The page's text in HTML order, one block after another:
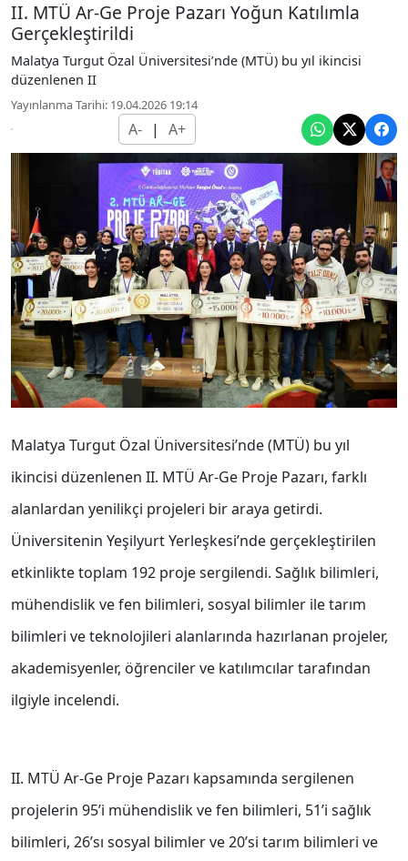
II. MTÜ Ar-Ge Proje Pazarı Yoğun Katılımla
Gerçekleştirildi
Malatya Turgut Özal Üniversitesi’nde (MTÜ) bu yıl ikincisi
düzenlenen II
Yayınlanma Tarihi: 19.04.2026 19:14
A- | A+
Malatya Turgut Özal Üniversitesi’nde (MTÜ) bu yıl
ikincisi düzenlenen II. MTÜ Ar-Ge Proje Pazarı, farklı
alanlardan yenilikçi projeleri bir araya getirdi.
Üniversitenin Yeşilyurt Yerleşkesi’nde gerçekleştirilen
etkinlikte toplam 192 proje sergilendi. Sağlık bilimleri,
mühendislik ve fen bilimleri, sosyal bilimler ile tarım
bilimleri ve teknolojileri alanlarında hazırlanan projeler,
akademisyenler, öğrenciler ve katılımcılar tarafından
ilgiyle incelendi.
II. MTÜ Ar-Ge Proje Pazarı kapsamında sergilenen
projelerin 95’i mühendislik ve fen bilimleri, 51’i sağlık
bilimleri, 26’sı sosyal bilimler ve 20’si tarım bilimleri ve